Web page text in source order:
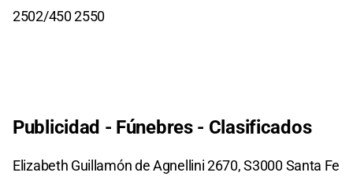
2502/450 2550
Publicidad - Fúnebres - Clasificados
Elizabeth Guillamón de Agnellini 2670, S3000 Santa Fe